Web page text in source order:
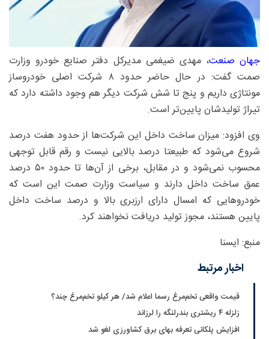
جهان صنعت، مهدی ضیغمی مدیرکل دفتر صنایع خودرو وزارت
صمت گفت: در حال حاضر حدود ۸ شرکت اصلی خودروساز
مونتاژی داریم و پنج تا شش شرکت دیگر هم وجود داشته دارد که
تیراژ تولیدشان پایین‌تر است.
وی افزود: میزان ساخت داخل این شرکت‌ها از حدود هفت درصد
شروع می‌شود که طبیعتا درصد بالایی نیست و رقم قابل توجهی
محسوب نمی‌شود و در مقابل، برخی از آن‌ها تا حدود ۵۰ درصد
عمق ساخت داخل دارند و سیاست وزارت صمت این است که
خودروهایی که امسال دارای ارزبری بالا و درصد ساخت داخل
پایین هستند، مجوز تولید دریافت نخواهند کرد.
منبع: ایسنا
اخبار مرتبط
قیمت واقعی تخم‌مرغ رسما اعلام شد/ هر کیلو تخم‌مرغ چند؟
زلزله ۴ ریشتری بندرلنگه را لرزاند
افزایش پلکانی تعرفه بهای برق کشاورزی لغو شد